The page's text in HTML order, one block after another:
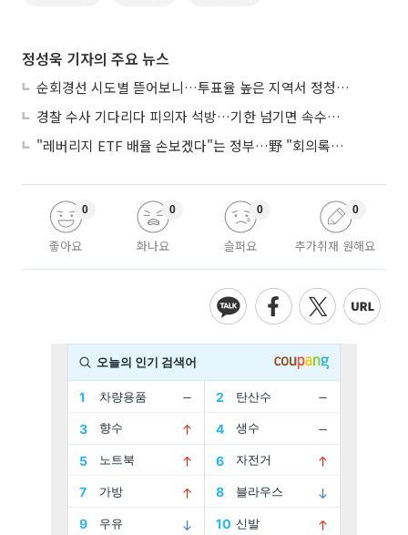
정성욱 기자의 주요 뉴스
순회경선 시도별 뜯어보니…투표율 높은 지역서 정청래 강세
경찰 수사 기다리다 피의자 석방…기한 넘기면 속수무책
"레버리지 ETF 배율 손보겠다"는 정부…野 "회의록부터 내놔야"
좋아요
0
화나요
0
슬퍼요
0
추가취재 원해요
0